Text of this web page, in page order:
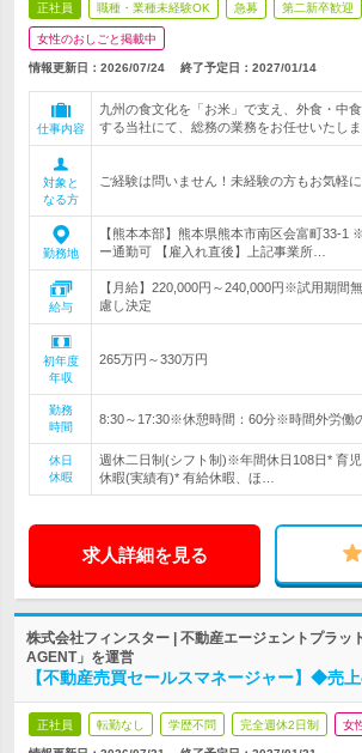
正社員 職種・業種未経験OK 急募 第二新卒歓迎
女性のおしごと掲載中
情報更新日：2026/07/24 終了予定日： 2027/01/14
仕事内容
九州の食文化を「お米」で支え、外食・中
する当社にて、総務の業務をお任せいたしま
対象と
なる方
ご経験は問いません！未経験の方もお気軽
勤務地
【熊本本部】熊本県熊本市南区会富町33-
ー通勤可 【雇入れ直後】上記事業所…
給与
【月給】220,000円～240,000円※試用期間
慮し決定
初年度
年収
265万円～330万円
勤務
時間
8:30～17:30※休憩時間：60分※時間外労働
休日
休暇
週休二日制(シフト制)※年間休日108日* 育
休暇(実績有)* 有給休暇、ほ…
求人詳細を見る
株式会社フィンスター | 不動産エージェントプラッ
AGENT」を運営
【不動産売買セールスマネージャー】◆売
正社員 転勤なし 学歴不問 完全週休2日制 女